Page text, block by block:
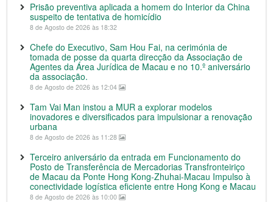
Prisão preventiva aplicada a homem do Interior da China
suspeito de tentativa de homicídio
8 de Agosto de 2026 às 18:32
Chefe do Executivo, Sam Hou Fai, na cerimónia de
tomada de posse da quarta direcção da Associação de
Agentes da Área Jurídica de Macau e no 10.º aniversário
da associação.
8 de Agosto de 2026 às 12:04
Tam Vai Man instou a MUR a explorar modelos
inovadores e diversificados para impulsionar a renovação
urbana
8 de Agosto de 2026 às 11:28
Terceiro aniversário da entrada em Funcionamento do
Posto de Transferência de Mercadorias Transfronteiriço
de Macau da Ponte Hong Kong-Zhuhai-Macau Impulso à
conectividade logística eficiente entre Hong Kong e Macau
8 de Agosto de 2026 às 10:00